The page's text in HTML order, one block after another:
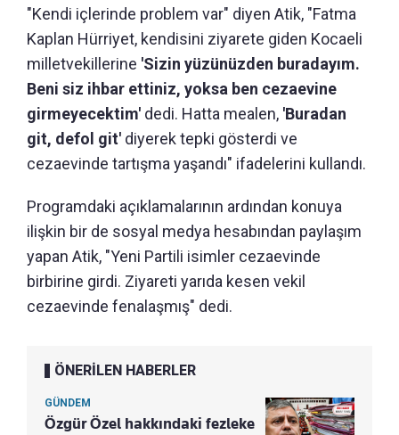
"Kendi içlerinde problem var" diyen Atik, "Fatma
Kaplan Hürriyet, kendisini ziyarete giden Kocaeli
milletvekillerine 'Sizin yüzünüzden buradayım.
Beni siz ihbar ettiniz, yoksa ben cezaevine
girmeyecektim' dedi. Hatta mealen, 'Buradan
git, defol git' diyerek tepki gösterdi ve
cezaevinde tartışma yaşandı" ifadelerini kullandı.
Programdaki açıklamalarının ardından konuya
ilişkin bir de sosyal medya hesabından paylaşım
yapan Atik, "Yeni Partili isimler cezaevinde
birbirine girdi. Ziyareti yarıda kesen vekil
cezaevinde fenalaşmış" dedi.
ÖNERİLEN HABERLER
GÜNDEM
Özgür Özel hakkındaki fezleke